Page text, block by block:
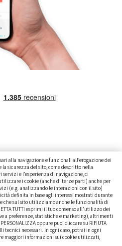
alla navigazione e funzionali all’erogazione dei
sicurezza del sito, come descritto nella
e l’esperienza di navigazione, ci
i cookie (anche di terze parti) anche per
(e.g. analizzando le interazioni con il sito)
definita in base agli interessi mostrati durante
che sul sito utilizziamo anche le funzionalità di
TUTTI esprimi il tuo consenso all’utilizzo dei
a preferenze, statistiche e marketing), altrimenti
oppure puoi cliccare su RIFIUTA
necessari. In ogni caso, potrai in ogni
maggiori informazioni sui cookie utilizzati,
GUIDA ALL’ACQUISTO
DATI ALLA MANO
PARLIAMO DI NOI